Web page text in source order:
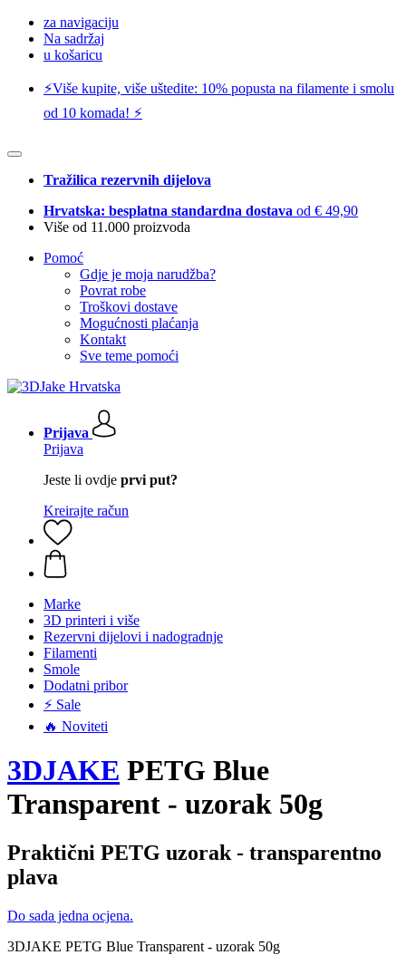
za navigaciju
Na sadržaj
u košaricu
⚡️Više kupite, više uštedite: 10% popusta na filamente i smolu
od 10 komada! ⚡️
Tražilica rezervnih dijelova
Hrvatska: besplatna standardna dostava od € 49,90
Više od 11.000 proizvoda
Pomoć
Gdje je moja narudžba?
Povrat robe
Troškovi dostave
Mogućnosti plaćanja
Kontakt
Sve teme pomoći
Prijava
Prijava
Jeste li ovdje prvi put?
Kreirajte račun
Marke
3D printeri i više
Rezervni dijelovi i nadogradnje
Filamenti
Smole
Dodatni pribor
⚡ Sale
🔥 Noviteti
3DJAKE PETG Blue
Transparent - uzorak 50g
Praktični PETG uzorak - transparentno
plava
Do sada jedna ocjena.
3DJAKE PETG Blue Transparent - uzorak 50g